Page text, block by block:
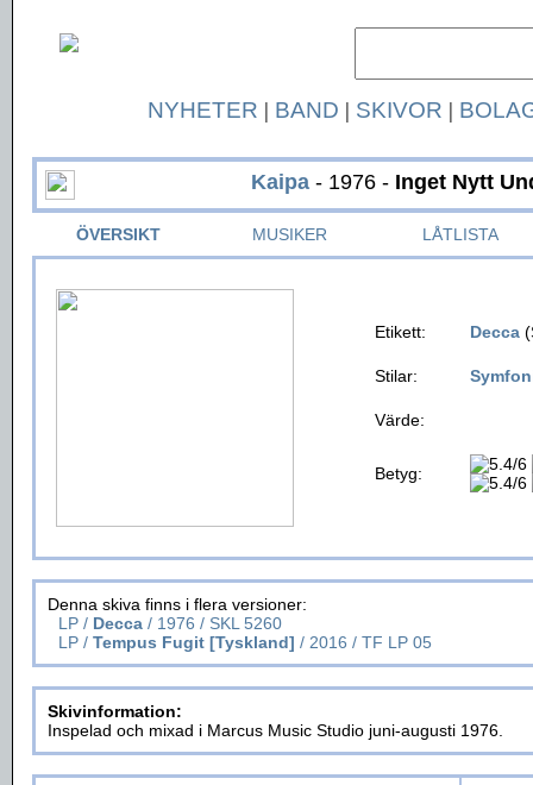
NYHETER | BAND | SKIVOR |
Kaipa - 1976 - Inget Nytt
ÖVERSIKT MUSIKER LÅTLISTA
Etikett: Decca
Stilar:
Värde:
Betyg:
Denna skiva finns i flera versioner:
LP / Decca / 1976 / SKL 5260
LP / Tempus Fugit [Tyskland] / 2016 / TF LP 05
Skivinformation:
Inspelad och mixad i Marcus Music Studio juni-augusti 1976.